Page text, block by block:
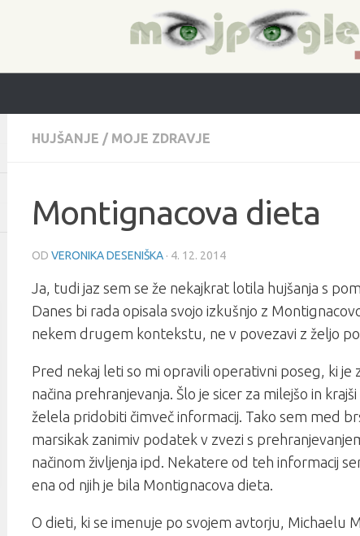
HUJŠANJE / MOJE ZDRAVJE
Montignacova dieta
OD VERONIKA DESENIŠKA · 4. 12. 2014
Ja, tudi jaz sem se že nekajkrat lotila hujšanja s
Danes bi rada opisala svojo izkušnjo z
nekem drugem kontekstu, ne v povezavi z željo
Pred nekaj leti so mi opravili operativni poseg, ki
načina prehranjevanja. Šlo je sicer za milejšo in
želela pridobiti čimveč informacij. Tako sem med
marsikak zanimiv podatek v zvezi s
načinom življenja ipd. Nekatere od teh informacij
ena od njih je bila Montignacova dieta.
O dieti, ki se imenuje po svojem avtorju, Michaelu